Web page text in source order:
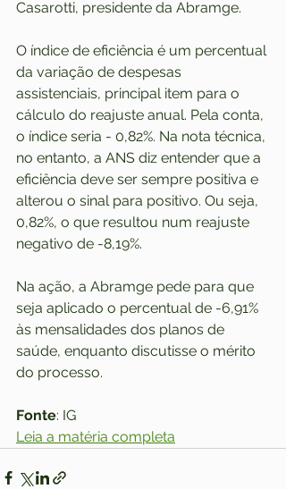
Casarotti, presidente da Abramge.
O índice de eficiência é um percentual
da variação de despesas
assistenciais, principal item para o
cálculo do reajuste anual. Pela conta,
o índice seria - 0,82%. Na nota técnica,
no entanto, a ANS diz entender que a
eficiência deve ser sempre positiva e
alterou o sinal para positivo. Ou seja,
0,82%, o que resultou num reajuste
negativo de -8,19%.
Na ação, a Abramge pede para que
seja aplicado o percentual de -6,91%
às mensalidades dos planos de
saúde, enquanto discutisse o mérito
do processo.
Fonte: IG
Leia a matéria completa